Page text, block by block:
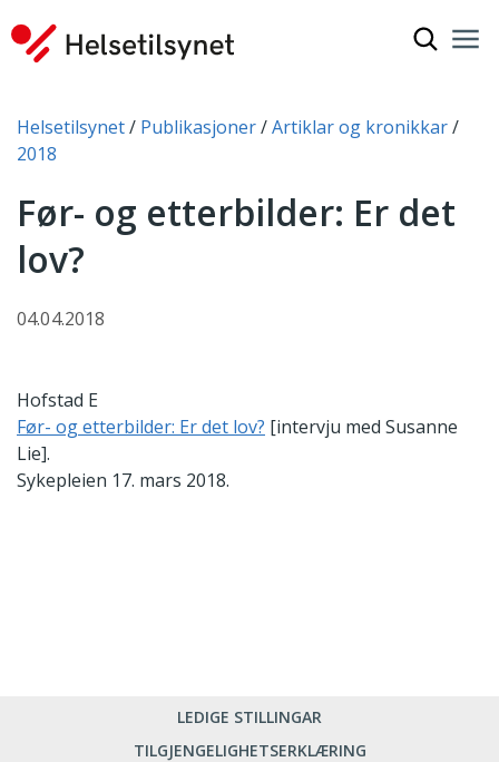
Du er her:
Helsetilsynet Publikasjoner
Artiklar og kronikkar
2018
Før- og etterbilder: Er det
lov?
04.04.2018
Hofstad E
Før- og etterbilder: Er det lov? [intervju med Susanne
Lie].
Sykepleien 17. mars 2018.
LEDIGE STILLINGAR
TILGJENGELIGHETSERKLÆRING